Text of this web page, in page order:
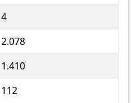
4
2.078
1.410
112